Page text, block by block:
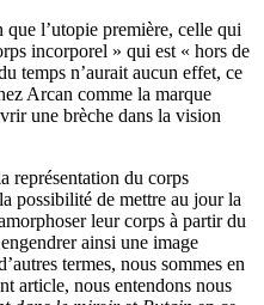
l’utopie première, celle qui
incorporel » qui est « hors de
temps n’aurait aucun effet, ce
Arcan comme la marque
une brèche dans la vision
représentation du corps
possibilité de mettre au jour la
leur corps à partir du
ainsi une image
termes, nous sommes en
article, nous entendons nous